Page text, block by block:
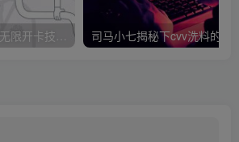
2021年虚拟信用卡无限开卡技术与平台汇总（新手必收藏）